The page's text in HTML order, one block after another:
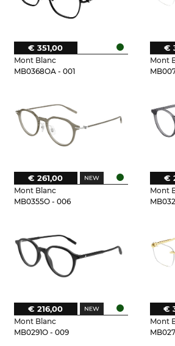
Mont Blanc
MB0368OA - 001
€ 351,00
Mont
€
Mont Blanc
MB0355O - 006
€ 261,00
Mont
€
Mont Blanc
MB0291O - 009
€ 216,00
Mont
€